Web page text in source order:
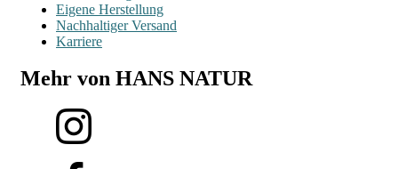
Eigene Herstellung
Nachhaltiger Versand
Karriere
Mehr von HANS NATUR